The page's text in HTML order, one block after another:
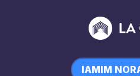
IAMIM